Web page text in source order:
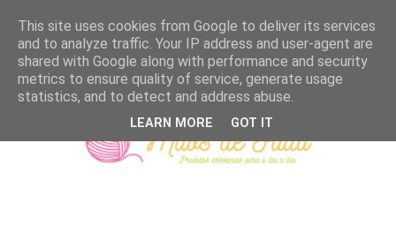
This site uses cookies from Google to deliver its services
and to analyze traffic. Your IP address and user-agent are
shared with Google along with performance and security
metrics to ensure quality of service, generate usage
statistics, and to detect and address abuse.
LEARN MORE GOT IT